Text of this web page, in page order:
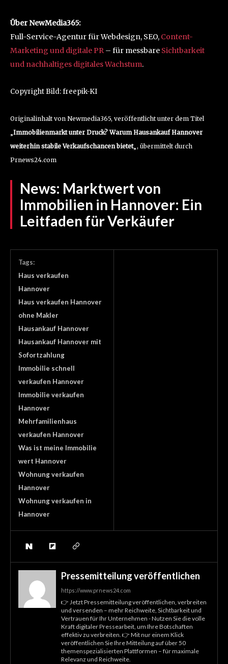
Über NewMedia365:
Full-Service-Agentur für Webdesign, SEO, Content-
Marketing und digitale PR – für messbare Sichtbarkeit
und nachhaltiges digitales Wachstum.
Copyright Bild: freepik-KI
Originalinhalt von Newmedia365, veröffentlicht unter dem Titel
„Immobilienmarkt unter Druck? Warum Hausankauf Hannover
weiterhin stabile Verkaufschancen bietet„, übermittelt durch
Prnews24.com
News: Marktwert von
Immobilien in Hannover: Ein
Leitfaden für Verkäufer
Tags:
Haus verkaufen
Hannover
Haus verkaufen Hannover
ohne Makler
Hausankauf Hannover
Hausankauf Hannover mit
Sofortzahlung
Immobilie schnell
verkaufen Hannover
Immobilie verkaufen
Hannover
Mehrfamilienhaus
verkaufen Hannover
Was ist meine Immobilie
wert Hannover
Wohnung verkaufen
Hannover
Wohnung verkaufen in
Hannover
Pressemitteilung veröffentlichen
https://www.prnews24.com
👉 Jetzt Pressemitteilung veröffentlichen, verbreiten
und versenden – mehr Reichweite, Sichtbarkeit und
Vertrauen für Ihr Unternehmen - Nutzen Sie die volle
Kraft digitaler Pressearbeit, um Ihre Botschaften
effektiv zu verbreiten. 👉 Mit nur einem Klick
veröffentlichen Sie Ihre Mitteilung auf über 50
themenspezialisierten Plattformen – für maximale
Relevanz und Reichweite.